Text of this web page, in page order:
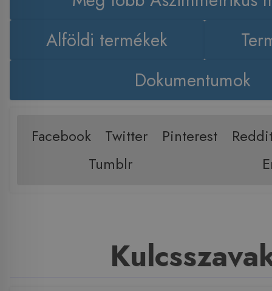
Alföldi termékek
Dokumentumok
Facebook Twitter Pinterest
Tumblr